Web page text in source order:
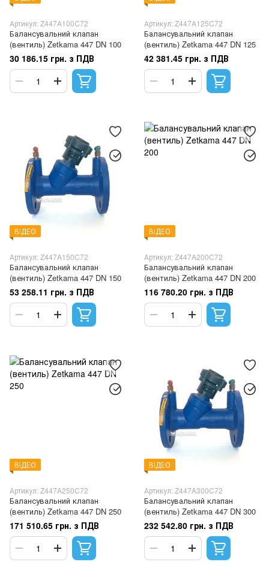
Артикул: Z447A100C72
Балансувальний клапан
(вентиль) Zetkama 447 DN 100
30 186.15 грн. з ПДВ
Артикул: Z447A125C72
Балансувальний клапан
(вентиль) Zetkama 447 DN 125
42 381.45 грн. з ПДВ
ВІДЕО
Артикул: Z447A150C72
Балансувальний клапан
(вентиль) Zetkama 447 DN 150
53 258.11 грн. з ПДВ
ВІДЕО
Артикул: Z447A200C72
Балансувальний клапан
(вентиль) Zetkama 447 DN 200
116 780.20 грн. з ПДВ
ВІДЕО
Артикул: Z447A250C72
Балансувальний клапан
(вентиль) Zetkama 447 DN 250
171 510.65 грн. з ПДВ
ВІДЕО
Артикул: Z447A300C72
Балансувальний клапан
(вентиль) Zetkama 447 DN 300
232 542.80 грн. з ПДВ